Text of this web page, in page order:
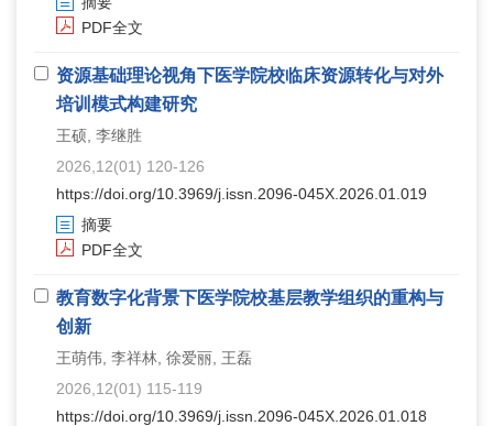
PDF全文
资源基础理论视角下医学院校临床资源转化与对外
培训模式构建研究
王硕, 李继胜
2026,12(01) 120-126
https://doi.org/10.3969/j.issn.2096-045X.2026.01.019
摘要
PDF全文
教育数字化背景下医学院校基层教学组织的重构与
创新
王萌伟, 李祥林, 徐爱丽, 王磊
2026,12(01) 115-119
https://doi.org/10.3969/j.issn.2096-045X.2026.01.018